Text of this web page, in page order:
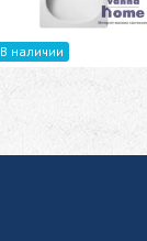
В наличии